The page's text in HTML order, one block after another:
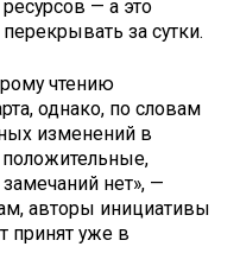
— а это
за сутки.
чтению
однако, по словам
изменений в
нет», —
авторы инициативы
принят уже в